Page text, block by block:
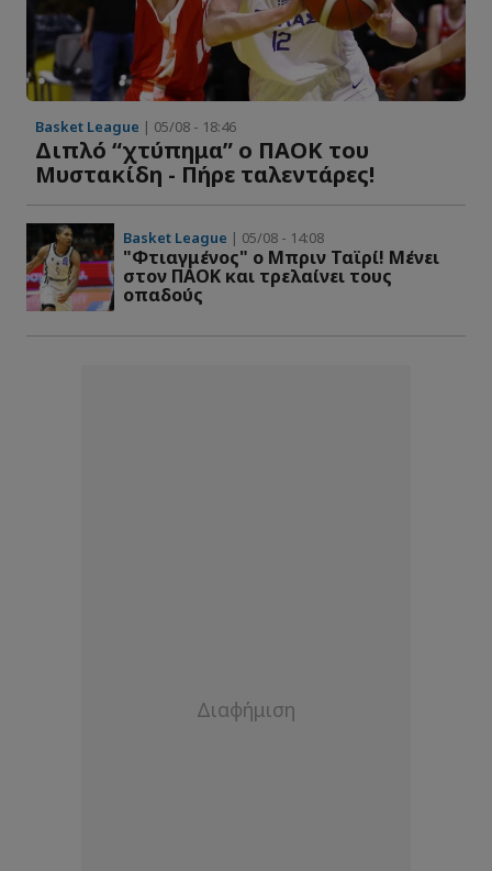
Basket League | 05/08 - 18:46
Διπλό “χτύπημα” ο ΠΑΟΚ του
Μυστακίδη - Πήρε ταλεντάρες!
Basket League | 05/08 - 14:08
"Φτιαγμένος" ο Μπριν Ταϊρί! Μένει
στον ΠΑΟΚ και τρελαίνει τους
οπαδούς